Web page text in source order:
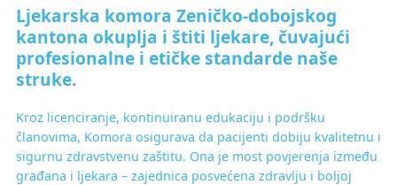
Ljekarska komora Zeničko-dobojskog
kantona okuplja i štiti ljekare, čuvajući
profesionalne i etičke standarde naše
struke.
Kroz licenciranje, kontinuiranu edukaciju i podršku
članovima, Komora osigurava da pacijenti dobiju kvalitetnu i
sigurnu zdravstvenu zaštitu. Ona je most povjerenja između
građana i ljekara – zajednica posvećena zdravlju i boljoj